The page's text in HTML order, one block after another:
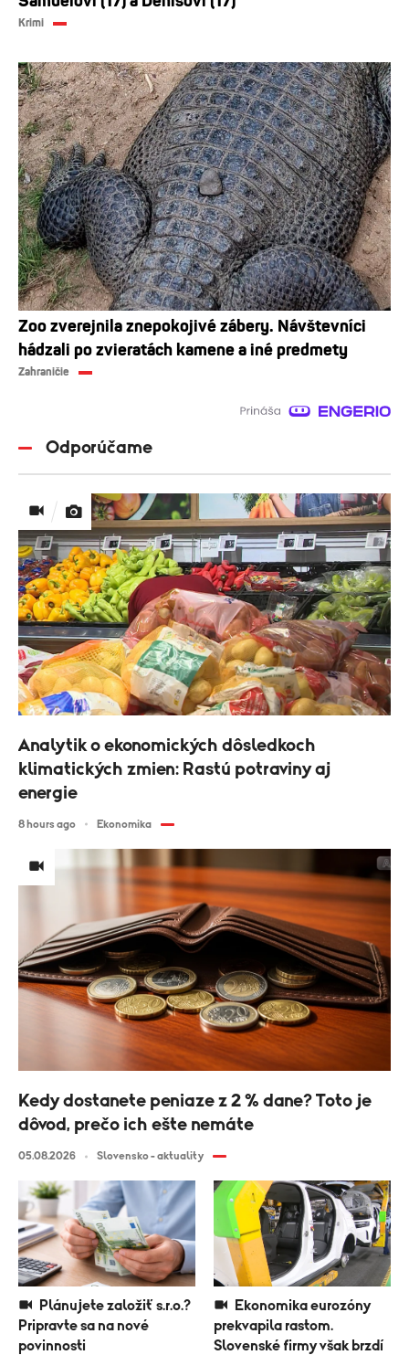
Krimi
Zoo zverejnila znepokojivé zábery. Návštevníci
hádzali po zvieratách kamene a iné predmety
Zahraničie
Odporúčame
Analytik o ekonomických dôsledkoch
klimatických zmien: Rastú potraviny aj
energie
8 hours ago Ekonomika
Kedy dostanete peniaze z 2 % dane? Toto je
dôvod, prečo ich ešte nemáte
05.08.2026 Slovensko - aktuality
Pripravte sa na nové
povinnosti
prekvapila rastom.
Slovenské firmy však brzdí